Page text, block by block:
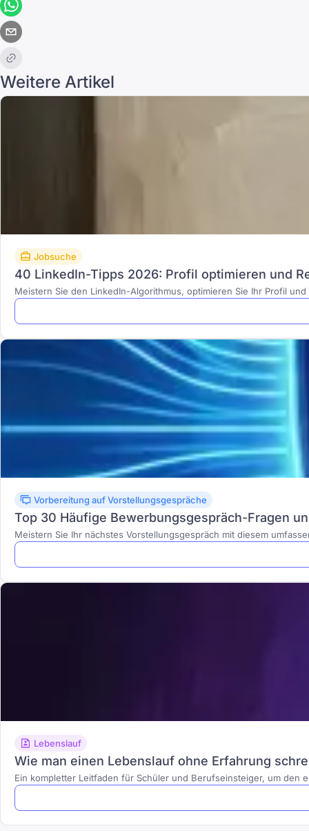
Weitere Artikel
Jobsuche
40 LinkedIn-Tipps 2026: Profil optimieren und
Meistern Sie den LinkedIn-Algorithmus, optimieren Sie Ihr Profil
Vorbereitung auf Vorstellungsgespräche
Top 30 Häufige Bewerbungsgespräch-Fragen
Meistern Sie Ihr nächstes Vorstellungsgespräch mit diesem
Lebenslauf
Wie man einen Lebenslauf ohne Erfahrung
Ein kompletter Leitfaden für Schüler und Berufseinsteiger, um den